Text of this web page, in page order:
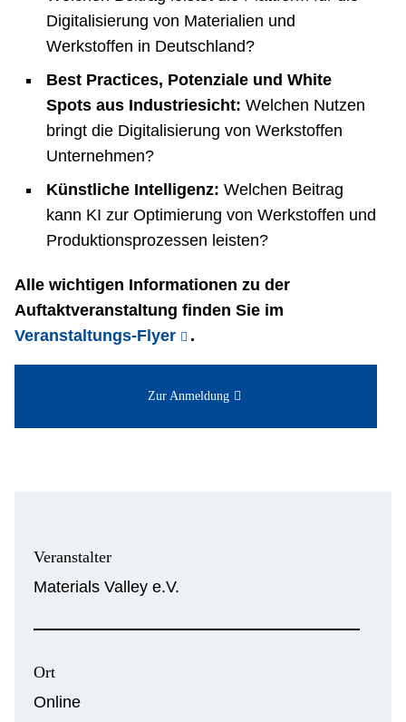
Digitalisierung von Materialien und
Werkstoffen in Deutschland?
Best Practices, Potenziale und White
Spots aus Industriesicht: Welchen Nutzen
bringt die Digitalisierung von Werkstoffen
Unternehmen?
Künstliche Intelligenz: Welchen Beitrag
kann KI zur Optimierung von Werkstoffen und
Produktionsprozessen leisten?
Alle wichtigen Informationen zu der
Auftaktveranstaltung finden Sie im
Veranstaltungs-Flyer
.
Zur Anmeldung
Veranstalter
Materials Valley e.V.
Ort
Online